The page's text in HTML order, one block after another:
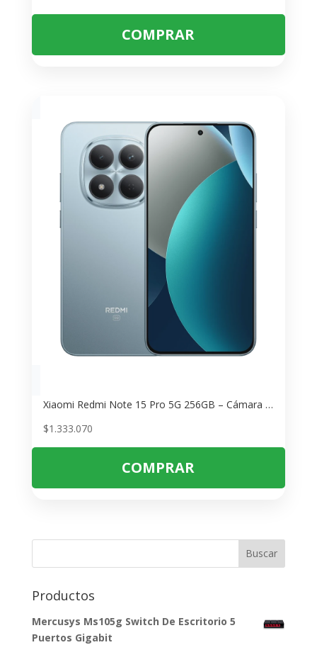
COMPRAR
Xiaomi Redmi Note 15 Pro 5G 256GB – Cámara 200MP, Batería 6580mAh
$1.333.070
COMPRAR
Buscar
Productos
Mercusys Ms105g Switch De Escritorio 5
Puertos Gigabit